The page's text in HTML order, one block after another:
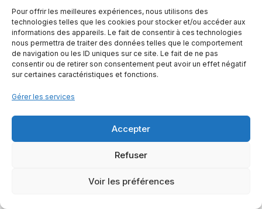
Pour offrir les meilleures expériences, nous utilisons des
technologies telles que les cookies pour stocker et/ou accéder aux
informations des appareils. Le fait de consentir à ces technologies
nous permettra de traiter des données telles que le comportement
de navigation ou les ID uniques sur ce site. Le fait de ne pas
consentir ou de retirer son consentement peut avoir un effet négatif
sur certaines caractéristiques et fonctions.
Gérer les services
Accepter
Refuser
Voir les préférences
Mentions légales